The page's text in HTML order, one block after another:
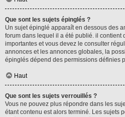
Que sont les sujets épinglés ?
Un sujet épinglé apparaît en dessous des
forum dans lequel il a été publié. il contient
importantes et vous devez le consulter
annonces et les annonces globales, la
épinglés dépend des permissions définies
Haut
Que sont les sujets verrouillés ?
Vous ne pouvez plus répondre dans les
étant contenu est alors terminé. Les sujets